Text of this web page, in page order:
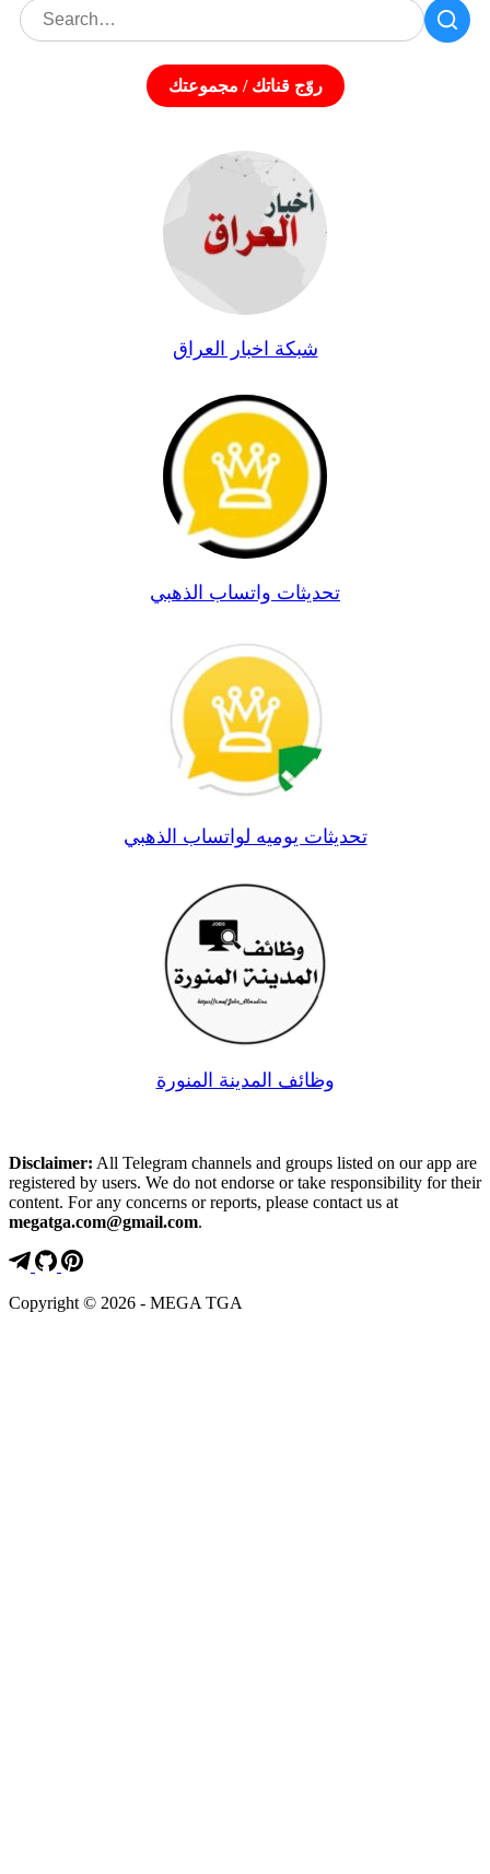
روّج قناتك / مجموعتك
شبكة اخبار العراق
تحديثات واتساب الذهبي
تحديثات يوميه لواتساب الذهبي
وظائف المدينة المنورة
Disclaimer: All Telegram channels and groups listed on our app are
registered by users. We do not endorse or take responsibility for their
content. For any concerns or reports, please contact us at
megatga.com@gmail.com.
Copyright © 2026 - MEGA TGA